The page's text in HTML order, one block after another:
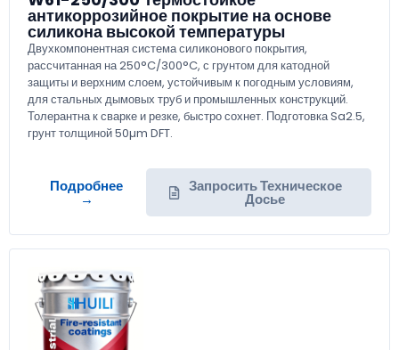
антикоррозийное покрытие на основе
силикона высокой температуры
Двухкомпонентная система силиконового покрытия,
рассчитанная на 250°C/300°C, с грунтом для катодной
защиты и верхним слоем, устойчивым к погодным условиям,
для стальных дымовых труб и промышленных конструкций.
Толерантна к сварке и резке, быстро сохнет. Подготовка Sa2.5,
грунт толщиной 50µm DFT.
Подробнее
→
Запросить Техническое
Досье